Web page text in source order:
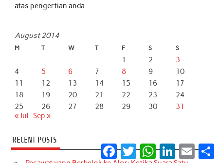
atas pengertian anda
August 2014
M T W T F S S
1 2
3
4
5 6 7 8 9
10
11
12 13 14 15 16
17
18
19 20 21 22 23
24
25
26 27 28 29 30
31
« Jul Sep »
RECENT POSTS
Facebook
TwitterWhatsApp
LinkedInEmail